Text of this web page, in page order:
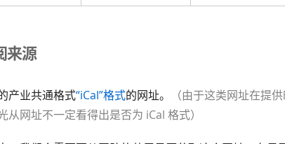
来源
产业共通格式“iCal”格式的网址。
（由于这类网址在提
从网址不一定看得出是否为 iCal 格式）